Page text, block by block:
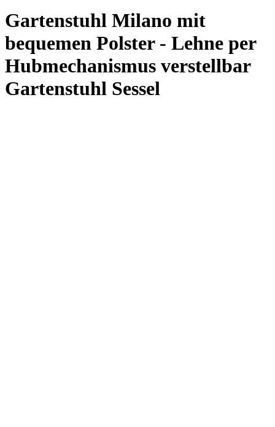
Gartenstuhl Milano mit
bequemen Polster - Lehne per
Hubmechanismus verstellbar
Gartenstuhl Sessel